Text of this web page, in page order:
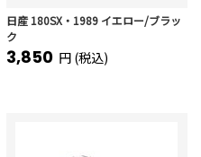
日産 180SX・1989 イエロー/ブラッ
ク
3,850 円 (税込)